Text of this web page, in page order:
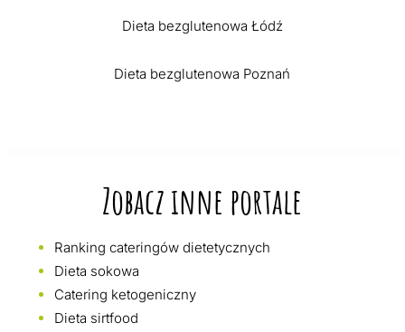
Dieta bezglutenowa Łódź
Dieta bezglutenowa Poznań
Zobacz inne portale
Ranking cateringów dietetycznych
Dieta sokowa
Catering ketogeniczny
Dieta sirtfood